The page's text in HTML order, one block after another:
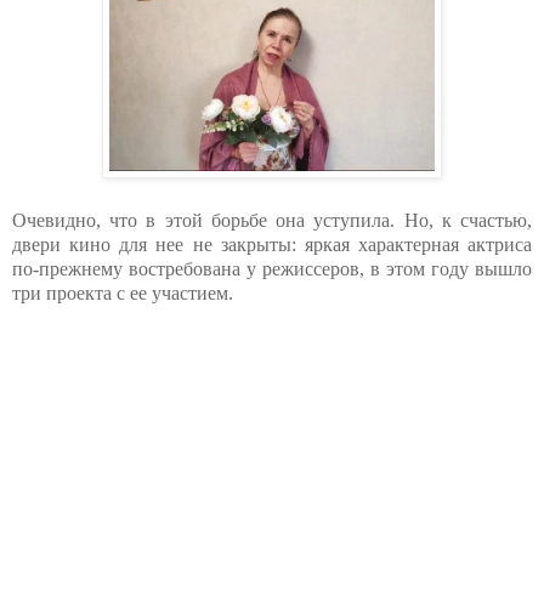
Очевидно, что в этой борьбе она уступила. Но, к счастью,
двери кино для нее не закрыты: яркая характерная актриса
по-прежнему востребована у режиссеров, в этом году вышло
три проекта с ее участием.